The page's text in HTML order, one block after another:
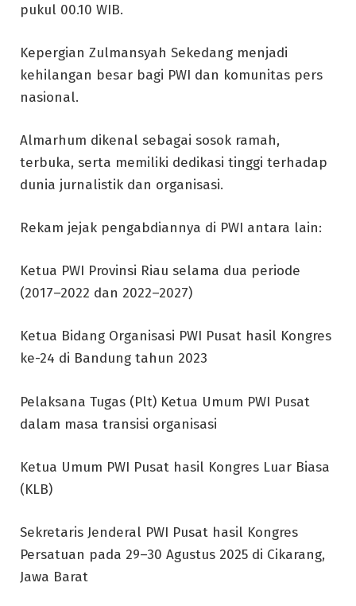
pukul 00.10 WIB.
Kepergian Zulmansyah Sekedang menjadi
kehilangan besar bagi PWI dan komunitas pers
nasional.
Almarhum dikenal sebagai sosok ramah,
terbuka, serta memiliki dedikasi tinggi terhadap
dunia jurnalistik dan organisasi.
Rekam jejak pengabdiannya di PWI antara lain:
Ketua PWI Provinsi Riau selama dua periode
(2017–2022 dan 2022–2027)
Ketua Bidang Organisasi PWI Pusat hasil Kongres
ke-24 di Bandung tahun 2023
Pelaksana Tugas (Plt) Ketua Umum PWI Pusat
dalam masa transisi organisasi
Ketua Umum PWI Pusat hasil Kongres Luar Biasa
(KLB)
Sekretaris Jenderal PWI Pusat hasil Kongres
Persatuan pada 29–30 Agustus 2025 di Cikarang,
Jawa Barat